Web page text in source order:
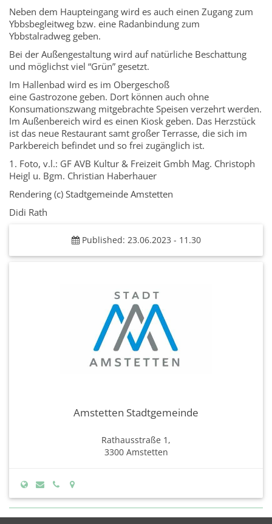
Neben dem Haupteingang wird es auch einen Zugang zum
Ybbsbegleitweg bzw. eine Radanbindung zum
Ybbstalradweg geben.
Bei der Außengestaltung wird auf natürliche Beschattung
und möglichst viel “Grün” gesetzt.
Im Hallenbad wird es im Obergeschoß
eine Gastrozone geben. Dort können auch ohne
Konsumationszwang mitgebrachte Speisen verzehrt werden.
Im Außenbereich wird es einen Kiosk geben. Das Herzstück
ist das neue Restaurant samt großer Terrasse, die sich im
Parkbereich befindet und so frei zugänglich ist.
1. Foto, v.l.: GF AVB Kultur & Freizeit Gmbh Mag. Christoph
Heigl u. Bgm. Christian Haberhauer
Rendering (c) Stadtgemeinde Amstetten
Didi Rath
Published: 23.06.2023 - 11.30
Amstetten Stadtgemeinde
Rathausstraße 1,
3300 Amstetten